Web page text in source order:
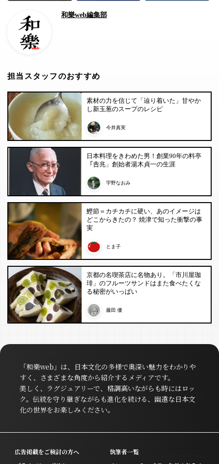
和樂web編集部
担当スタッフのおすすめ
素材の力を信じて「辿り着いた」甘やか
し新玉葱のスープのレシピ
今井真実
日本料理をきわめた男！創業90年の料亭
「𠮷兆」創始者湯木貞一の生涯
宇野なおみ
鰹節＝カチカチに硬い、あのイメージは
どこからきたの？ 焼津で知った衝撃の事
実
とま子
京都の名喫茶店に名物あり。「市川屋珈
琲」のフルーツサンドはまた食べたくな
る秘密がいっぱい
藤田 優
「和樂web」は、日本文化の多様で奥深い魅力をわかりや
すく、さまざまな角度から紹介するメディアです。
美しく、ラグジュアリーで、格調高いながらも時にはロッ
ク。伝統を守り継ぎながらも進化を続ける、幽遠な日本文
化の世界をお楽しみください。
広告掲載をご検討の方へ
執筆者一覧